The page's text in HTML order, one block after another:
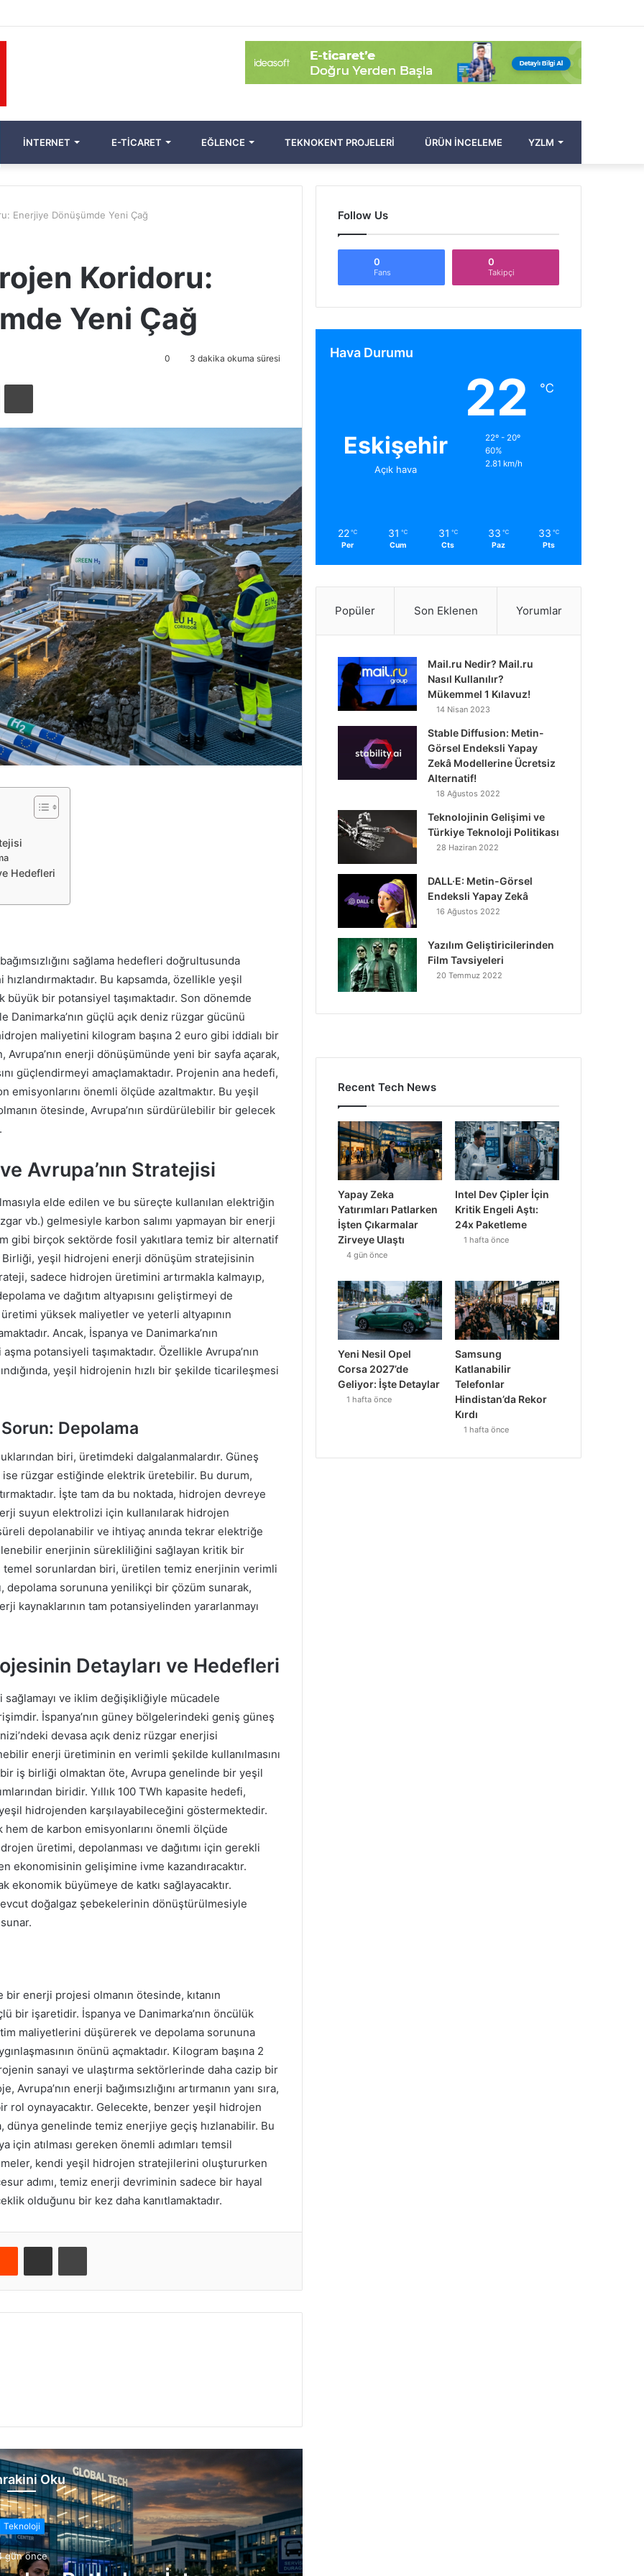
yap
...
Bölmesi
Makale
Ol
İNTERNET E-TICARET EĞLENCE TEKNOKENT PROJELERI ÜRÜN İNCELEME YZLM
Enerjiye Dönüşümde Yeni Çağ
Koridoru:
Yeni Çağ
0 3 dakika okuma süresi
Hedefleri
sağlama hedefleri doğrultusunda
Bu kapsamda, özellikle yeşil
büyük bir potansiyel taşımaktadır. Son dönemde
Danimarka’nın güçlü açık deniz rüzgar gücünü
maliyetini kilogram başına 2 euro gibi iddialı bir
Avrupa’nın enerji dönüşümünde yeni bir sayfa açarak,
güçlendirmeyi amaçlamaktadır. Projenin ana hedefi,
emisyonlarını önemli ölçüde azaltmaktır. Bu yeşil
ötesinde, Avrupa’nın sürdürülebilir bir gelecek
Avrupa’nın Stratejisi
elde edilen ve bu süreçte kullanılan elektriğin
vb.) gelmesiyle karbon salımı yapmayan bir enerji
gibi birçok sektörde fosil yakıtlara temiz bir alternatif
yeşil hidrojeni enerji dönüşüm stratejisinin
sadece hidrojen üretimini artırmakla kalmayıp,
ve dağıtım altyapısını geliştirmeyi de
yüksek maliyetler ve yeterli altyapının
Ancak, İspanya ve Danimarka’nın
potansiyeli taşımaktadır. Özellikle Avrupa’nın
yeşil hidrojenin hızlı bir şekilde ticarileşmesi
Depolama
biri, üretimdeki dalgalanmalardır. Güneş
ise rüzgar estiğinde elektrik üretebilir. Bu durum,
İşte tam da bu noktada, hidrojen devreye
suyun elektrolizi için kullanılarak hidrojen
depolanabilir ve ihtiyaç anında tekrar elektriğe
enerjinin sürekliliğini sağlayan kritik bir
temel sorunlardan biri, üretilen temiz enerjinin verimli
depolama sorununa yenilikçi bir çözüm sunarak,
kaynaklarının tam potansiyelinden yararlanmayı
Detayları ve Hedefleri
sağlamayı ve iklim değişikliğiyle mücadele
İspanya’nın güney bölgelerindeki geniş güneş
devasa açık deniz rüzgar enerjisi
enerji üretiminin en verimli şekilde kullanılmasını
iş birliği olmaktan öte, Avrupa genelinde bir yeşil
biridir. Yıllık 100 TWh kapasite hedefi,
yeşil hidrojenden karşılayabileceğini göstermektedir.
hem de karbon emisyonlarını önemli ölçüde
üretimi, depolanması ve dağıtımı için gerekli
ekonomisinin gelişimine ivme kazandıracaktır.
ekonomik büyümeye de katkı sağlayacaktır.
doğalgaz şebekelerinin dönüştürülmesiyle
enerji projesi olmanın ötesinde, kıtanın
bir işaretidir. İspanya ve Danimarka’nın öncülük
maliyetlerini düşürerek ve depolama sorununa
önünü açmaktadır. Kilogram başına 2
sanayi ve ulaştırma sektörlerinde daha cazip bir
enerji bağımsızlığını artırmanın yanı sıra,
rol oynayacaktır. Gelecekte, benzer yeşil hidrojen
dünya genelinde temiz enerjiye geçiş hızlanabilir. Bu
atılması gereken önemli adımları temsil
kendi yeşil hidrojen stratejilerini oluştururken
adımı, temiz enerji devriminin sadece bir hayal
olduğunu bir kez daha kanıtlamaktadır.
Oku
Teknoloji
gün önce
Follow Us
0
Fans
0
Takipçi
Hava Durumu
Eskişehir
Açık hava
22 ℃
22º - 20º
60%
2.81 km/h
22 ℃
Per
31 ℃
Cum
31 ℃
Cts
33 ℃
Paz
33 ℃
Pts
Popüler Son Eklenen Yorumlar
Mail.ru Nedir? Mail.ru
Nasıl Kullanılır?
Mükemmel 1 Kılavuz!
14 Nisan 2023
Stable Diffusion: Metin-
Görsel Endeksli Yapay
Zekâ Modellerine Ücretsiz
Alternatif!
18 Ağustos 2022
Teknolojinin Gelişimi ve
Türkiye Teknoloji Politikası
28 Haziran 2022
DALL·E: Metin-Görsel
Endeksli Yapay Zekâ
16 Ağustos 2022
Yazılım Geliştiricilerinden
Film Tavsiyeleri
20 Temmuz 2022
Recent Tech News
Yapay Zeka
Yatırımları Patlarken
İşten Çıkarmalar
Zirveye Ulaştı
4 gün önce
Intel Dev Çipler İçin
Kritik Engeli Aştı:
24x Paketleme
1 hafta önce
Yeni Nesil Opel
Corsa 2027’de
Geliyor: İşte Detaylar
1 hafta önce
Samsung
Katlanabilir
Telefonlar
Hindistan’da Rekor
Kırdı
1 hafta önce